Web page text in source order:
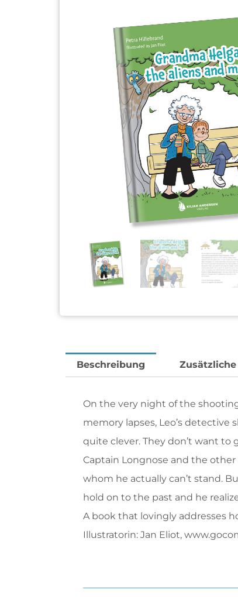
Beschreibung
On the very night of the
memory lapses, Leo’s detective
quite clever. They don’t want to
Captain Longnose and the
whom he actually can’t stand.
hold on to the past and he
A book that lovingly addresses
Illustratorin: Jan Eliot,